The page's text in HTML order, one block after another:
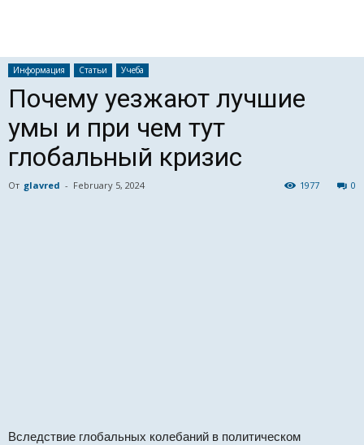
Информация Статьи Учеба
Почему уезжают лучшие
умы и при чем тут
глобальный кризис
От glavred - February 5, 2024 0
1977
Вследствие глобальных колебаний в политическом